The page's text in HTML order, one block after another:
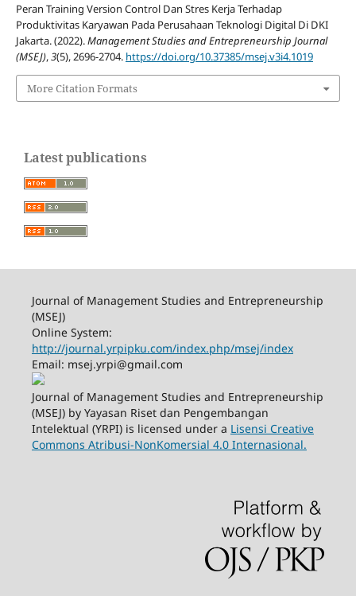
Peran Training Version Control Dan Stres Kerja Terhadap
Produktivitas Karyawan Pada Perusahaan Teknologi Digital Di DKI
Jakarta. (2022).Management Studies and Entrepreneurship Journal
(MSEJ),3(5), 2696-2704. https://doi.org/10.37385/msej.v3i4.1019
More Citation Formats
Latest publications
Journal of Management Studies and Entrepreneurship
(MSEJ)
Online System:
http://journal.yrpipku.com/index.php/msej/index
Email: msej.yrpi@gmail.com
Journal of Management Studies and Entrepreneurship
(MSEJ) by Yayasan Riset dan Pengembangan
Intelektual (YRPI) is licensed under a Lisensi Creative
Commons Atribusi-NonKomersial 4.0 Internasional.